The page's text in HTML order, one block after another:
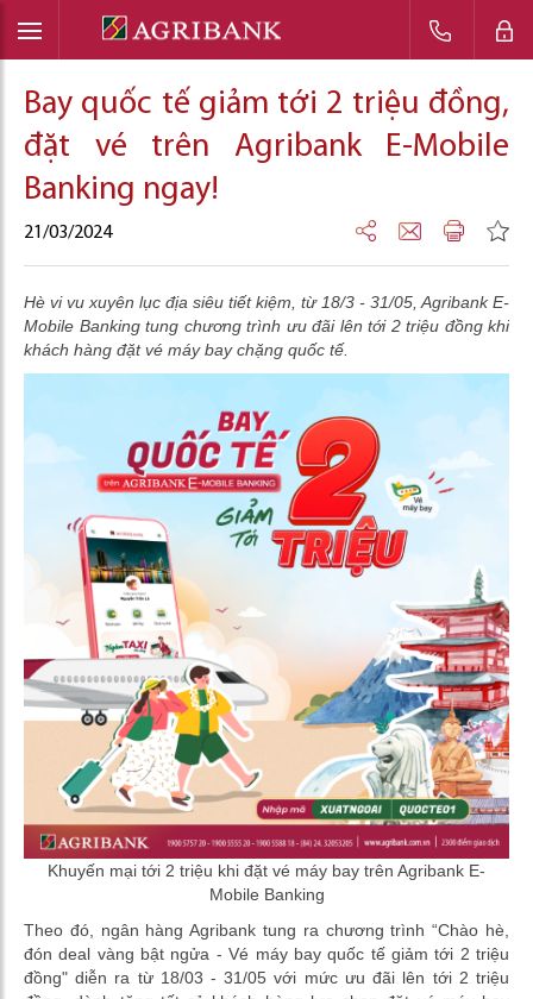
Bay quốc tế giảm tới 2 triệu đồng,
đặt vé trên Agribank E-Mobile
Banking ngay!
21/03/2024
Hè vi vu xuyên lục địa siêu tiết kiệm, từ 18/3 - 31/05, Agribank E-
Mobile Banking tung chương trình ưu đãi lên tới 2 triệu đồng khi
khách hàng đặt vé máy bay chặng quốc tế.
Khuyến mại tới 2 triệu khi đặt vé máy bay trên Agribank E-
Mobile Banking
Theo đó, ngân hàng Agribank tung ra chương trình “Chào hè,
đón deal vàng bật ngửa - Vé máy bay quốc tế giảm tới 2 triệu
đồng" diễn ra từ 18/03 - 31/05 với mức ưu đãi lên tới 2 triệu